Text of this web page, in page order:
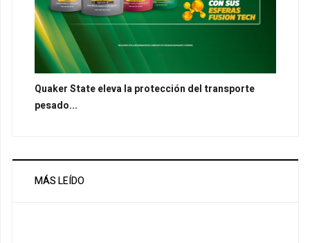
Quaker State eleva la protección del transporte
pesado...
MÁS LEÍDO